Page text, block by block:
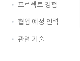
프로젝트 경험
협업 예정 인력
관련 기술